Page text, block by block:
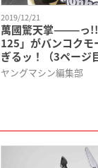
2019/12/21
萬國驚天掌———っ!!
125」がバンコクモ
ぎるッ！（3ページ
ヤングマシン編集部